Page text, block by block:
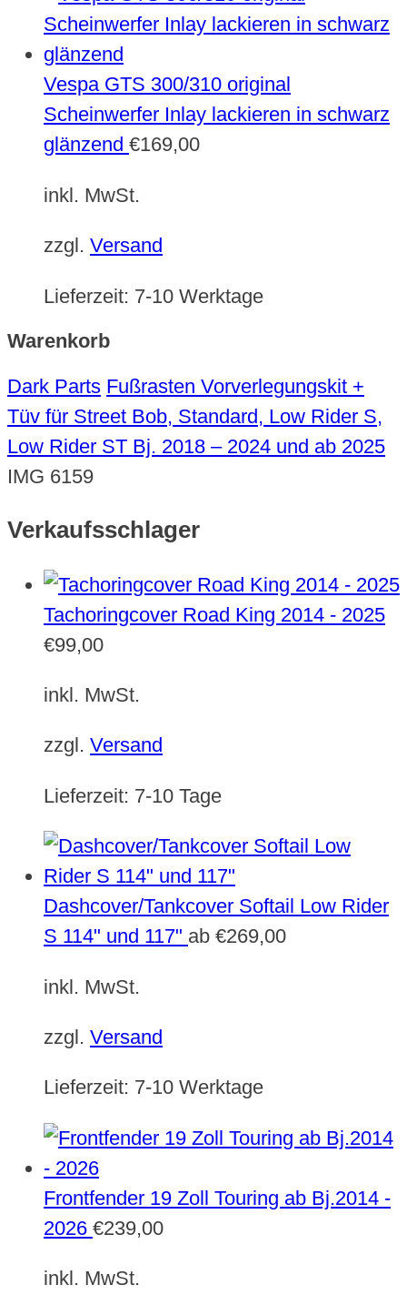
Vespa GTS 300/310 original
Scheinwerfer Inlay lackieren in schwarz
glänzend €169,00
inkl. MwSt.
zzgl. Versand
Lieferzeit: 7-10 Werktage
Warenkorb
Dark Parts Fußrasten Vorverlegungskit +
Tüv für Street Bob, Standard, Low Rider S,
Low Rider ST Bj. 2018 – 2024 und ab 2025
IMG 6159
Verkaufsschlager
Tachoringcover Road King 2014 - 2025
€99,00
inkl. MwSt.
zzgl. Versand
Lieferzeit: 7-10 Tage
Dashcover/Tankcover Softail Low Rider
S 114" und 117" ab €269,00
inkl. MwSt.
zzgl. Versand
Lieferzeit: 7-10 Werktage
Frontfender 19 Zoll Touring ab Bj.2014 -
2026 €239,00
inkl. MwSt.